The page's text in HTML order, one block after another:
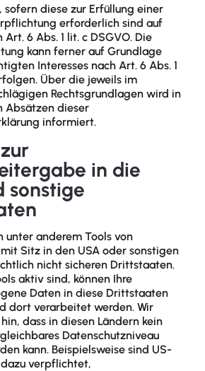
sofern diese zur Erfüllung einer
erforderlich sind auf
6 Abs. 1 lit. c DSGVO. Die
kann ferner auf Grundlage
Interesses nach Art. 6 Abs. 1
Über die jeweils im
Rechtsgrundlagen wird in
Absätzen dieser
informiert.
in die
sonstige
unter anderem Tools von
Sitz in den USA oder sonstigen
nicht sicheren Drittstaaten.
aktiv sind, können Ihre
Daten in diese Drittstaaten
dort verarbeitet werden. Wir
dass in diesen Ländern kein
Datenschutzniveau
kann. Beispielsweise sind US-
verpflichtet,